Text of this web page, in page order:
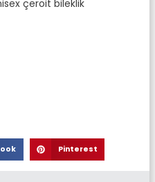
çeroit bileklik
Pinterest